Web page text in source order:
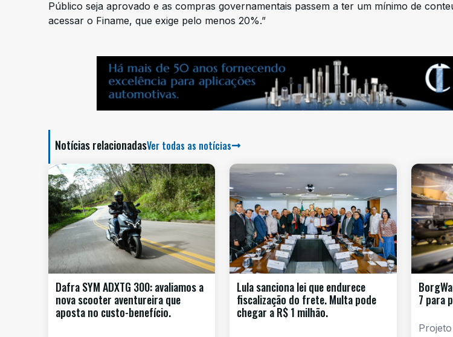
Público seja aprovado e as compras governamentais passem a ter um mínimo de
acessar o Finame, que exige pelo menos 20%.”
Notícias relacionadasVer todas as notícias
Dafra SYM ADXTG 300: avaliamos a
nova scooter aventureira que
aposta no custo-benefício.
Lula sanciona lei que endurece
fiscalização do frete. Multa pode
chegar a R$ 1 milhão.
7 para